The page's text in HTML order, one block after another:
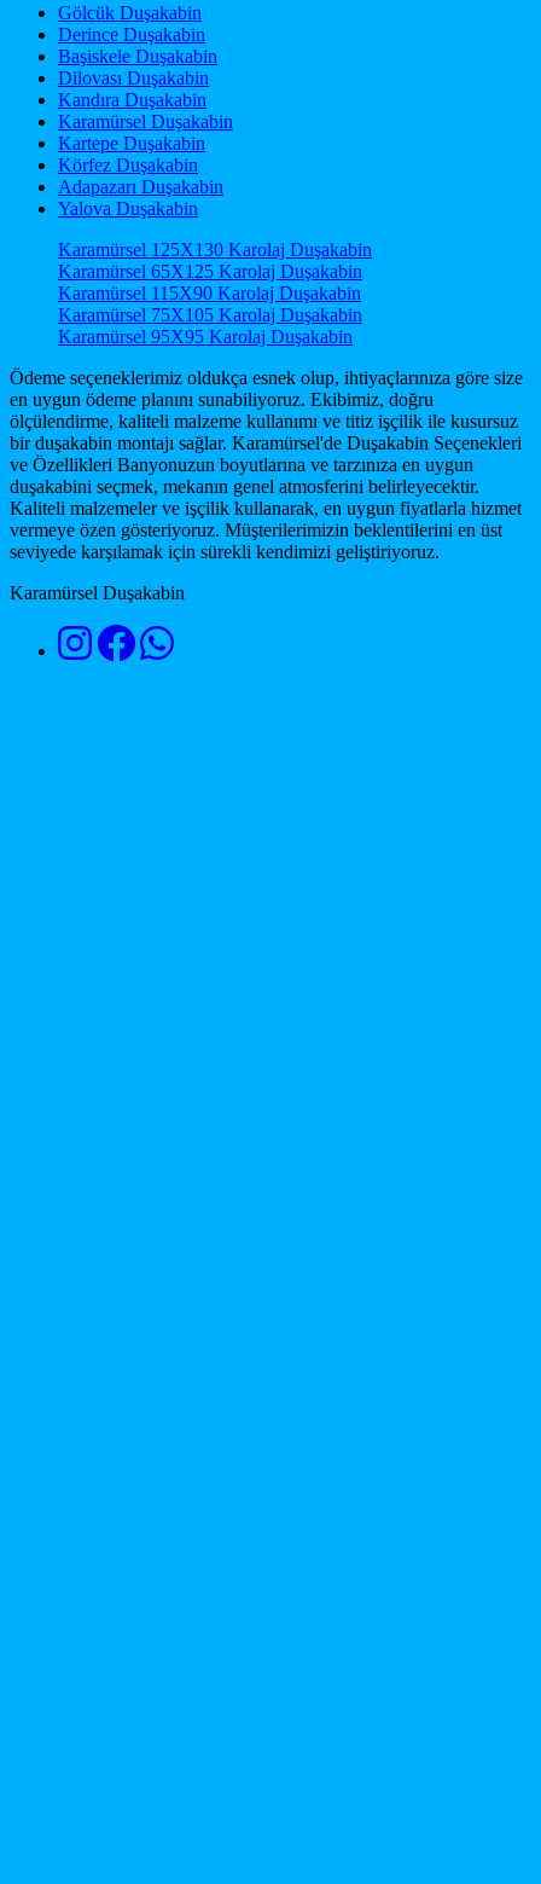
Gölcük Duşakabin
Derince Duşakabin
Başiskele Duşakabin
Dilovası Duşakabin
Kandıra Duşakabin
Karamürsel Duşakabin
Kartepe Duşakabin
Körfez Duşakabin
Adapazarı Duşakabin
Yalova Duşakabin
Karamürsel 125X130 Karolaj Duşakabin
Karamürsel 65X125 Karolaj Duşakabin
Karamürsel 115X90 Karolaj Duşakabin
Karamürsel 75X105 Karolaj Duşakabin
Karamürsel 95X95 Karolaj Duşakabin
Ödeme seçeneklerimiz oldukça esnek olup, ihtiyaçlarınıza göre size
en uygun ödeme planını sunabiliyoruz. Ekibimiz, doğru
ölçülendirme, kaliteli malzeme kullanımı ve titiz işçilik ile kusursuz
bir duşakabin montajı sağlar. Karamürsel'de Duşakabin Seçenekleri
ve Özellikleri Banyonuzun boyutlarına ve tarzınıza en uygun
duşakabini seçmek, mekanın genel atmosferini belirleyecektir.
Kaliteli malzemeler ve işçilik kullanarak, en uygun fiyatlarla hizmet
vermeye özen gösteriyoruz. Müşterilerimizin beklentilerini en üst
seviyede karşılamak için sürekli kendimizi geliştiriyoruz.
Karamürsel Duşakabin